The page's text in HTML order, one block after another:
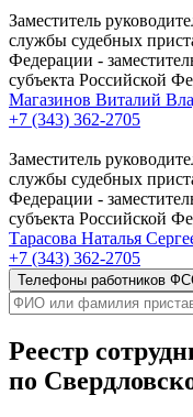
Заместитель
службы судебных
Федерации -
субъекта Российской
Магазинов Виталий
+7 (343) 362-2705
Заместитель
службы судебных
Федерации -
субъекта Российской
Тарасова Наталья
+7 (343) 362-2705
Телефоны работников
Реестр
по